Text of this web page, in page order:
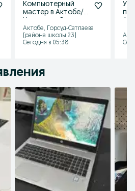
Компьютерный
мастер в Актобе/
( windows
Программист
Актобе, Горсуд-Сатпаева
(района школы 23)
Сегодня в 05:38